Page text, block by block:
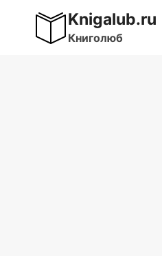
содержимому
Knigalub.ru
Книголюб